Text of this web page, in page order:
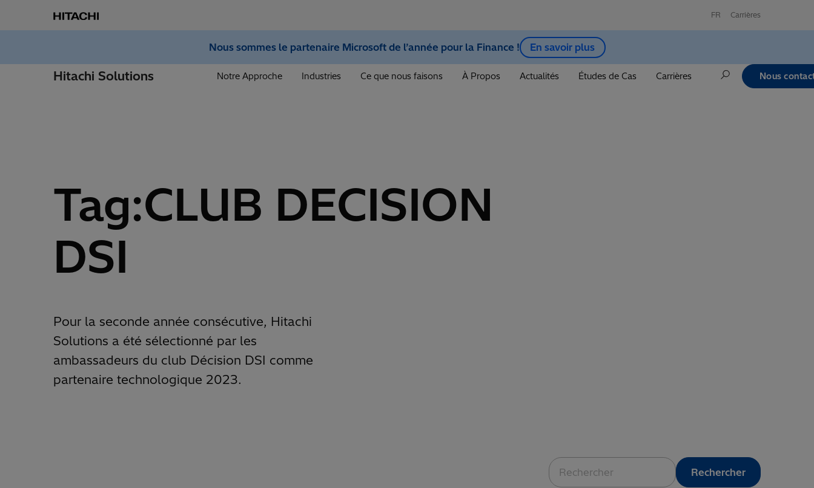
FR Carrières
Nous sommes le partenaire Microsoft de l’année pour la Finance ! En savoir plus
Hitachi Solutions Notre Approche Industries Ce que nous faisons À Propos Actualités Études de Cas Carrières Nous
Tag:CLUB DECISION
DSI
Pour la seconde année consécutive, Hitachi
Solutions a été sélectionné par les
ambassadeurs du club Décision DSI comme
partenaire technologique 2023.